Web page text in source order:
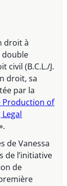
droit à
double
civil (B.C.L./J.
droit, sa
par la
Production of
de Vanessa
de l’initiative
de